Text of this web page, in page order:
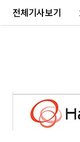
전체기사보기